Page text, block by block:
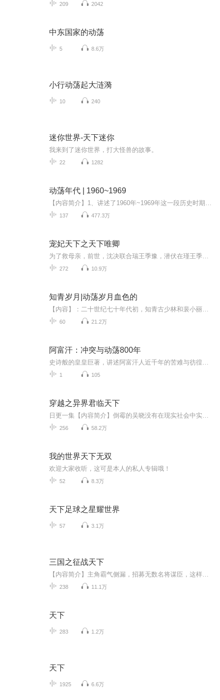
209 2042
中东国家的动荡
5 8.6万
小行动荡起大涟漪
10 240
迷你世界-天下迷你
我来到了迷你世界，打大怪兽的故事。
22 1282
动荡年代 | 1960~1969
137 477.3万
宠妃天下之天下唯卿
272 10.9万
知青岁月|动荡岁月血色的
60 21.2万
阿富汗：冲突与动荡800年
1 105
穿越之异界君临天下
256 58.2万
我的世界天下无双
欢迎大家收听，这可是本人的私人专辑哦！
52 8.3万
天下足球之星耀世界
57 3.1万
三国之征战天下
238 11.1万
天下
283 1.2万
天下
1925 6.6万